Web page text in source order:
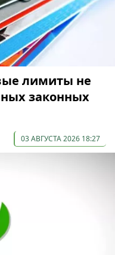
лимиты не
законных
03 АВГУСТА 2026 18:27